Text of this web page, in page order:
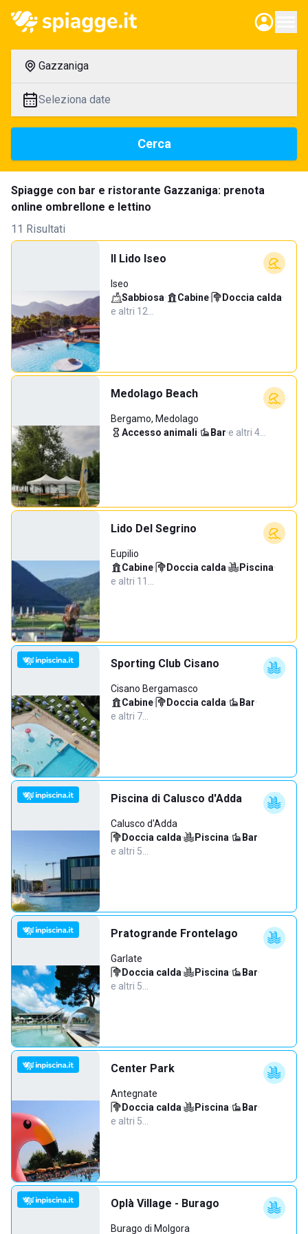
Gazzaniga
Seleziona date
Cerca
Spiagge con bar e ristorante Gazzaniga: prenota
online ombrellone e lettino
11 Risultati
Il Lido Iseo
Iseo
Sabbiosa· Cabine· Doccia calda·
e altri 12…
Medolago Beach
Bergamo, Medolago
Accesso animali· Bar·e altri 4…
Lido Del Segrino
Eupilio
Cabine· Doccia calda· Piscina·
e altri 11…
Sporting Club Cisano
Cisano Bergamasco
Cabine· Doccia calda· Bar·
e altri 7…
Piscina di Calusco d'Adda
Calusco d'Adda
Doccia calda· Piscina· Bar·
e altri 5…
Pratogrande Frontelago
Garlate
Doccia calda· Piscina· Bar·
e altri 5…
Center Park
Antegnate
Doccia calda· Piscina· Bar·
e altri 5…
Oplà Village - Burago
Burago di Molgora